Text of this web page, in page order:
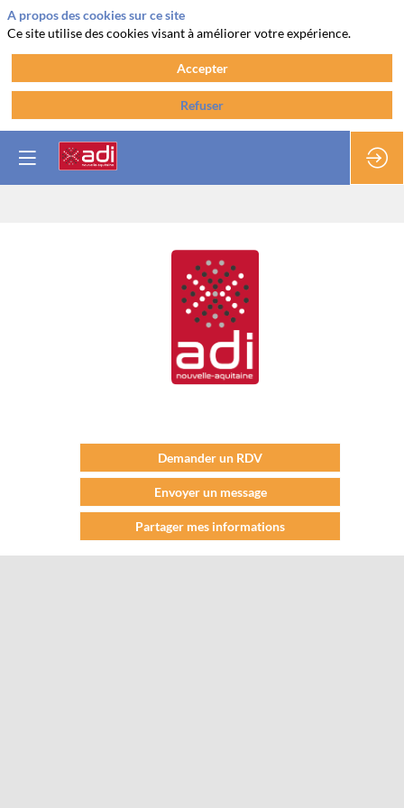
Nouvelle-
Aquitaine
Demander un RDV
Envoyer un message
Partager mes informations
A propos des cookies sur ce site
Ce site utilise des cookies visant à améliorer votre expérience.
Accepter
Refuser